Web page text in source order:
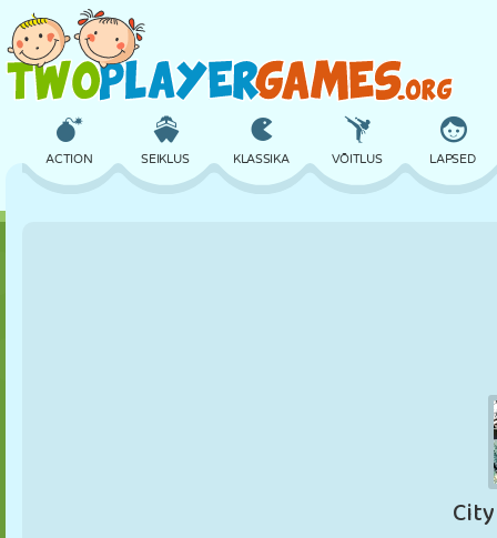
ACTION SEIKLUS KLASSIKA VÕITLUS LAPSED
ROBOT